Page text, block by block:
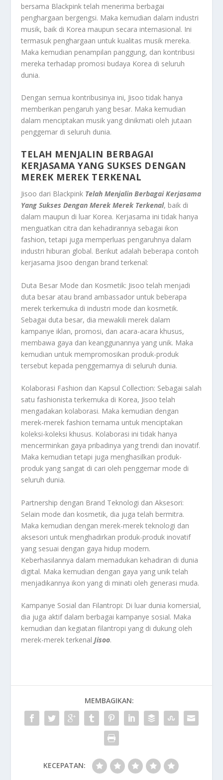
bersama Blackpink telah menerima berbagai
penghargaan bergengsi. Maka kemudian dalam industri
musik, baik di Korea maupun secara internasional. Ini
termasuk penghargaan untuk kualitas musik mereka.
Maka kemudian penampilan panggung, dan kontribusi
mereka terhadap promosi budaya Korea di seluruh
dunia.
Dengan semua kontribusinya ini, Jisoo tidak hanya
memberikan pengaruh yang besar. Maka kemudian
dalam menciptakan musik yang dinikmati oleh jutaan
penggemar di seluruh dunia.
TELAH MENJALIN BERBAGAI
KERJASAMA YANG SUKSES DENGAN
MEREK MEREK TERKENAL
Jisoo dari Blackpink Telah Menjalin Berbagai Kerjasama
Yang Sukses Dengan Merek Merek Terkenal, baik di
dalam maupun di luar Korea. Kerjasama ini tidak hanya
menguatkan citra dan kehadirannya sebagai ikon
fashion, tetapi juga memperluas pengaruhnya dalam
industri hiburan global. Berikut adalah beberapa contoh
kerjasama Jisoo dengan brand terkenal:
Duta Besar Mode dan Kosmetik: Jisoo telah menjadi
duta besar atau brand ambassador untuk beberapa
merek terkemuka di industri mode dan kosmetik.
Sebagai duta besar, dia mewakili merek dalam
kampanye iklan, promosi, dan acara-acara khusus,
membawa gaya dan keanggunannya yang unik. Maka
kemudian untuk mempromosikan produk-produk
tersebut kepada penggemarnya di seluruh dunia.
Kolaborasi Fashion dan Kapsul Collection: Sebagai salah
satu fashionista terkemuka di Korea, Jisoo telah
mengadakan kolaborasi. Maka kemudian dengan
merek-merek fashion ternama untuk menciptakan
koleksi-koleksi khusus. Kolaborasi ini tidak hanya
mencerminkan gaya pribadinya yang trendi dan inovatif.
Maka kemudian tetapi juga menghasilkan produk-
produk yang sangat di cari oleh penggemar mode di
seluruh dunia.
Partnership dengan Brand Teknologi dan Aksesori:
Selain mode dan kosmetik, dia juga telah bermitra.
Maka kemudian dengan merek-merek teknologi dan
aksesori untuk menghadirkan produk-produk inovatif
yang sesuai dengan gaya hidup modern.
Keberhasilannya dalam memadukan kehadiran di dunia
digital. Maka kemudian dengan gaya yang unik telah
menjadikannya ikon yang di minati oleh generasi muda.
Kampanye Sosial dan Filantropi: Di luar dunia komersial,
dia juga aktif dalam berbagai kampanye sosial. Maka
kemudian dan kegiatan filantropi yang di dukung oleh
merek-merek terkenalJisoo.
MEMBAGIKAN:
KECEPATAN: